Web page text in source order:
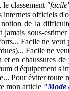
le classement
internets officiels
notion de la
jamais sous-
Facile ne
Facile ne
en chaussures
d'équipement
Pour éviter toute
mon article "Mode